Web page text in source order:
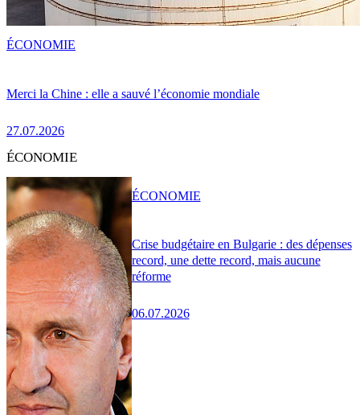
Merci la Chine : elle a sauvé l’économie mondiale
27.07.2026
ÉCONOMIE
ÉCONOMIE
Crise budgétaire en Bulgarie : des dépenses
record, une dette record, mais aucune
réforme
06.07.2026
ÉCONOMIE